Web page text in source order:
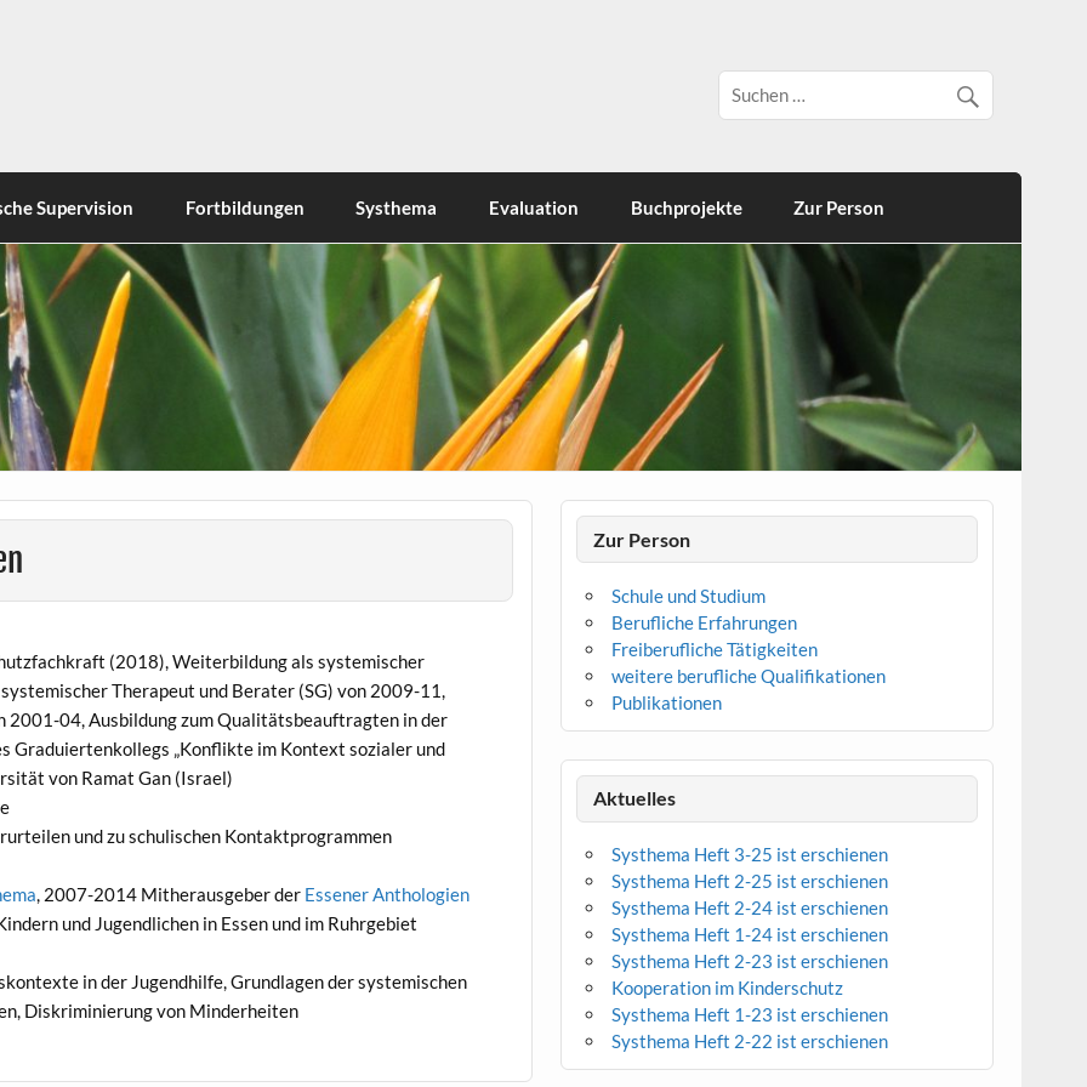
Supervision Fortbildungen Systhema Evaluation Buchprojekte Zur Person
(2018), Weiterbildung als systemischer
Therapeut und Berater (SG) von 2009-11,
04, Ausbildung zum Qualitätsbeauftragten in der
Graduiertenkollegs „Konflikte im Kontext sozialer und
von Ramat Gan (Israel)
und zu schulischen Kontaktprogrammen
, 2007-2014 Mitherausgeber der Essener Anthologien
und Jugendlichen in Essen und im Ruhrgebiet
in der Jugendhilfe, Grundlagen der systemischen
Diskriminierung von Minderheiten
Zur Person
Schule und Studium
Berufliche Erfahrungen
Freiberufliche Tätigkeiten
weitere berufliche Qualifikationen
Publikationen
Aktuelles
Systhema Heft 3-25 ist erschienen
Systhema Heft 2-25 ist erschienen
Systhema Heft 2-24 ist erschienen
Systhema Heft 1-24 ist erschienen
Systhema Heft 2-23 ist erschienen
Kooperation im Kinderschutz
Systhema Heft 1-23 ist erschienen
Systhema Heft 2-22 ist erschienen